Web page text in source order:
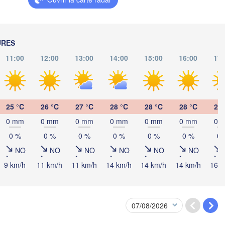
11:00 12:00 13:00 14:00 15:00 16:00
25 °C
0 mm
0 %
NO
9 km/h
26 °C
0 mm
0 %
NO
11 km/h
27 °C
0 mm
0 %
NO
11 km/h
28 °C
0 mm
0 %
NO
14 km/h
28 °C
0 mm
0 %
NO
14 km/h
28 °C
0 mm
0 %
NO
14 km/h
28
0
0
16
(Beograd)
Zagreb
Скопје
(Skopje)
Ниш
(Niš)
Sarajevo
Podgorica
Split
Banja Luka
HONGRIE
SERBIE
BOSNIE-
HERZÉGOVINE
MACÉDOINE
София
(Sofia)
Craiova
Θεσσαλονίκη
(Thessaloniki)